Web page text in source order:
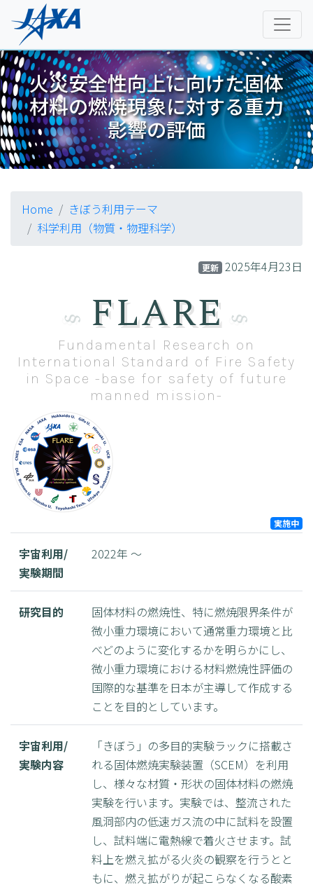
火災安全性向上に向けた固体
材料の燃焼現象に対する重力
影響の評価
Home
きぼう利用テーマ
科学利用（物質・物理科学）
更新 2025年4月23日
FLARE
Fundamental Research on
International Standard of Fire Safety
in Space -base for safety of future
manned mission-
実施中
宇宙利用/
実験期間
2022年 ～
研究目的
固体材料の燃焼性、特に燃焼限界条件が
微小重力環境において通常重力環境と比
べどのように変化するかを明らかにし、
微小重力環境における材料燃焼性評価の
国際的な基準を日本が主導して作成する
ことを目的としています。
宇宙利用/
実験内容
「きぼう」の多目的実験ラックに搭載さ
れる固体燃焼実験装置（SCEM）を利用
し、様々な材質・形状の固体材料の燃焼
実験を行います。実験では、整流された
風洞部内の低速ガス流の中に試料を設置
し、試料端に電熱線で着火させます。試
料上を燃え拡がる火炎の観察を行うとと
もに、燃え拡がりが起こらなくなる酸素